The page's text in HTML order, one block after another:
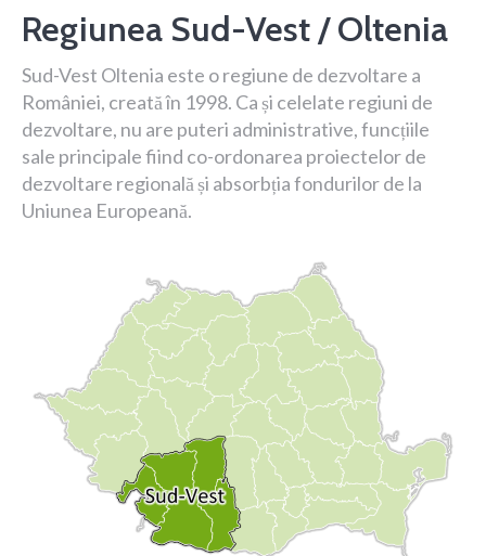
Regiunea Sud-Vest / Oltenia
Sud-Vest Oltenia este o regiune de dezvoltare a
României, creată în 1998. Ca și celelate regiuni de
dezvoltare, nu are puteri administrative, funcțiile
sale principale fiind co-ordonarea proiectelor de
dezvoltare regională și absorbția fondurilor de la
Uniunea Europeană.